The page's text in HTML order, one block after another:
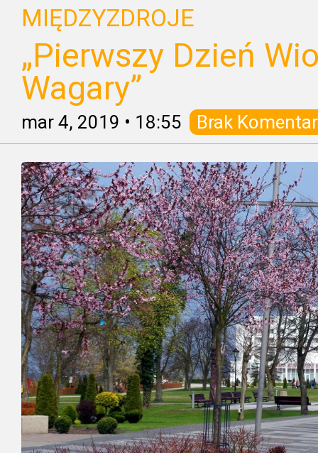
MIĘDZYZDROJE
„Pierwszy Dzień
Wagary”
mar 4, 2019 • 18:55 Brak